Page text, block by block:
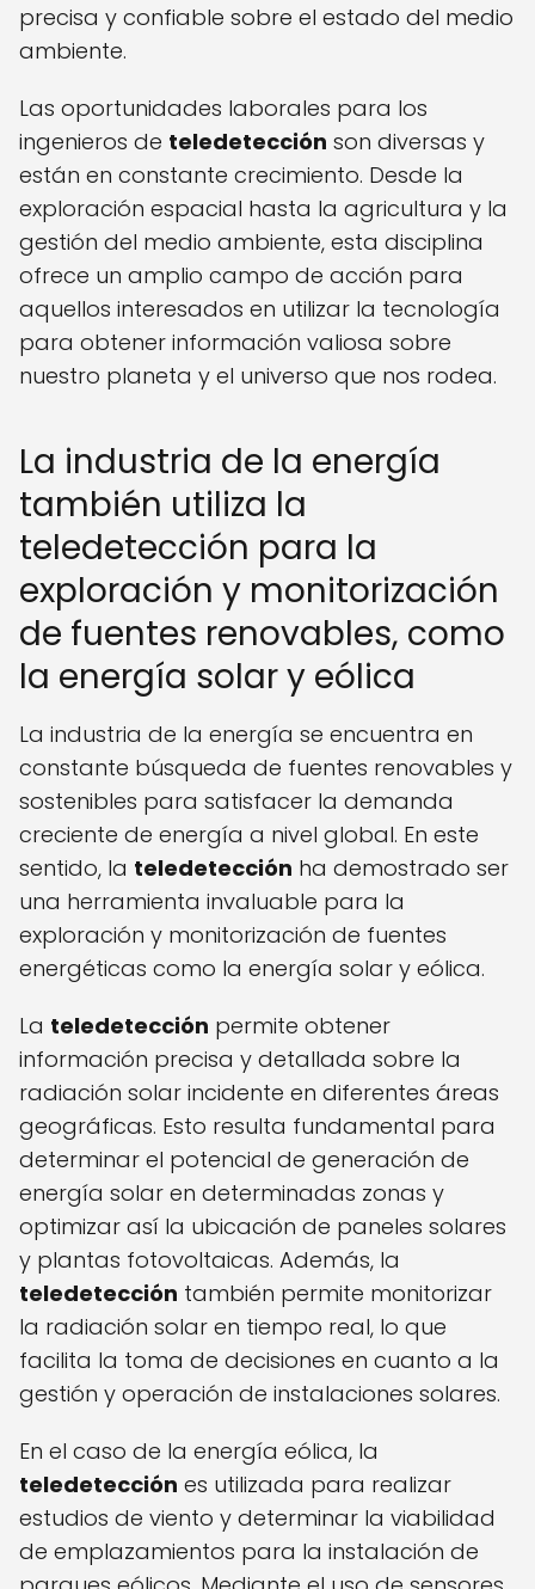
precisa y confiable sobre el estado del medio
ambiente.
Las oportunidades laborales para los
ingenieros de teledetección son diversas y
están en constante crecimiento. Desde la
exploración espacial hasta la agricultura y la
gestión del medio ambiente, esta disciplina
ofrece un amplio campo de acción para
aquellos interesados en utilizar la tecnología
para obtener información valiosa sobre
nuestro planeta y el universo que nos rodea.
La industria de la energía
también utiliza la
teledetección para la
exploración y monitorización
de fuentes renovables, como
la energía solar y eólica
La industria de la energía se encuentra en
constante búsqueda de fuentes renovables y
sostenibles para satisfacer la demanda
creciente de energía a nivel global. En este
sentido, la teledetección ha demostrado ser
una herramienta invaluable para la
exploración y monitorización de fuentes
energéticas como la energía solar y eólica.
La teledetección permite obtener
información precisa y detallada sobre la
radiación solar incidente en diferentes áreas
geográficas. Esto resulta fundamental para
determinar el potencial de generación de
energía solar en determinadas zonas y
optimizar así la ubicación de paneles solares
y plantas fotovoltaicas. Además, la
teledetección también permite monitorizar
la radiación solar en tiempo real, lo que
facilita la toma de decisiones en cuanto a la
gestión y operación de instalaciones solares.
En el caso de la energía eólica, la
teledetección es utilizada para realizar
estudios de viento y determinar la viabilidad
de emplazamientos para la instalación de